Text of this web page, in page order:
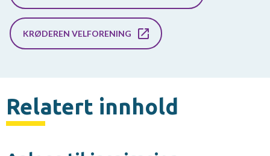
KRØDEREN VELFORENING
Relatert innhold